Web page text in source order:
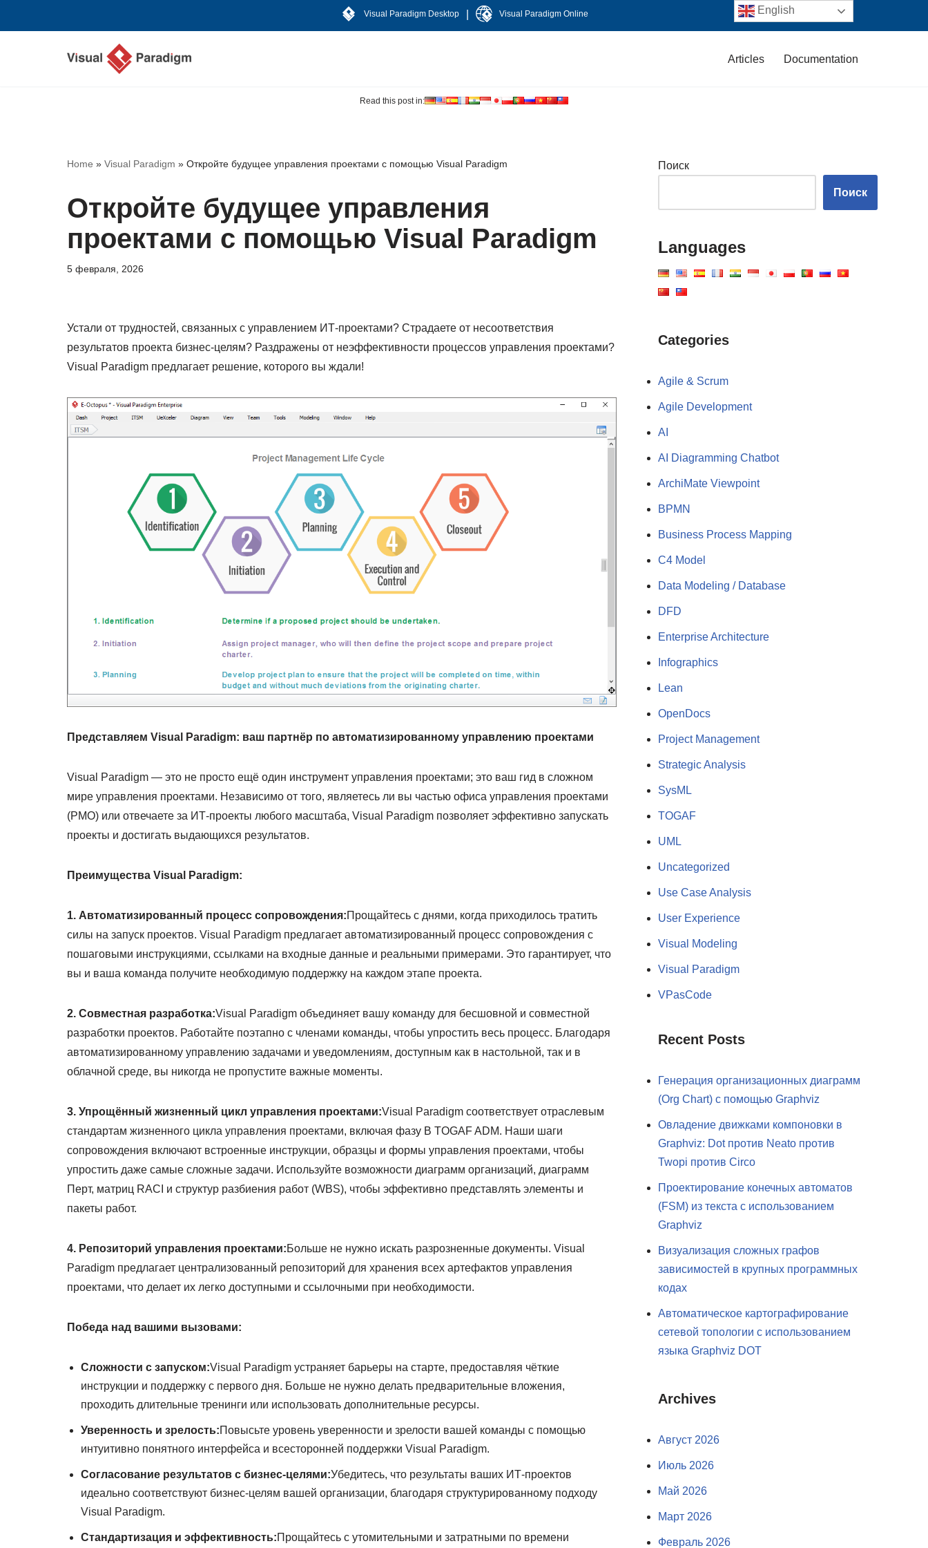
Visual Paradigm Desktop Visual Paradigm Online
Articles Documentation
Read this post in:
Home » Visual Paradigm » Откройте будущее управления проектами с помощью Visual Paradigm
Откройте будущее управления
проектами с помощью Visual Paradigm
5 февраля, 2026
Устали от трудностей, связанных с управлением ИТ-проектами? Страдаете от несоответствия
результатов проекта бизнес-целям? Раздражены от неэффективности процессов управления проектами?
Visual Paradigm предлагает решение, которого вы ждали!
Представляем Visual Paradigm: ваш партнёр по автоматизированному управлению проектами
Visual Paradigm — это не просто ещё один инструмент управления проектами; это ваш гид в сложном
мире управления проектами. Независимо от того, являетесь ли вы частью офиса управления проектами
(PMO) или отвечаете за ИТ-проекты любого масштаба, Visual Paradigm позволяет эффективно запускать
проекты и достигать выдающихся результатов.
Преимущества Visual Paradigm:
1. Автоматизированный процесс сопровождения:Прощайтесь с днями, когда приходилось тратить
силы на запуск проектов. Visual Paradigm предлагает автоматизированный процесс сопровождения с
пошаговыми инструкциями, ссылками на входные данные и реальными примерами. Это гарантирует, что
вы и ваша команда получите необходимую поддержку на каждом этапе проекта.
2. Совместная разработка:Visual Paradigm объединяет вашу команду для бесшовной и совместной
разработки проектов. Работайте поэтапно с членами команды, чтобы упростить весь процесс. Благодаря
автоматизированному управлению задачами и уведомлениям, доступным как в настольной, так и в
облачной среде, вы никогда не пропустите важные моменты.
3. Упрощённый жизненный цикл управления проектами:Visual Paradigm соответствует отраслевым
стандартам жизненного цикла управления проектами, включая фазу B TOGAF ADM. Наши шаги
сопровождения включают встроенные инструкции, образцы и формы управления проектами, чтобы
упростить даже самые сложные задачи. Используйте возможности диаграмм организаций, диаграмм
Перт, матриц RACI и структур разбиения работ (WBS), чтобы эффективно представлять элементы и
пакеты работ.
4. Репозиторий управления проектами:Больше не нужно искать разрозненные документы. Visual
Paradigm предлагает централизованный репозиторий для хранения всех артефактов управления
проектами, что делает их легко доступными и ссылочными при необходимости.
Победа над вашими вызовами:
Сложности с запуском:Visual Paradigm устраняет барьеры на старте, предоставляя чёткие
инструкции и поддержку с первого дня. Больше не нужно делать предварительные вложения,
проходить длительные тренинги или использовать дополнительные ресурсы.
Уверенность и зрелость:Повысьте уровень уверенности и зрелости вашей команды с помощью
интуитивно понятного интерфейса и всесторонней поддержки Visual Paradigm.
Согласование результатов с бизнес-целями:Убедитесь, что результаты ваших ИТ-проектов
идеально соответствуют бизнес-целям вашей организации, благодаря структурированному подходу
Visual Paradigm.
Стандартизация и эффективность:Прощайтесь с утомительными и затратными по времени
Поиск
Поиск
Languages
Categories
Agile & Scrum
Agile Development
AI
AI Diagramming Chatbot
ArchiMate Viewpoint
BPMN
Business Process Mapping
C4 Model
Data Modeling / Database
DFD
Enterprise Architecture
Infographics
Lean
OpenDocs
Project Management
Strategic Analysis
SysML
TOGAF
UML
Uncategorized
Use Case Analysis
User Experience
Visual Modeling
Visual Paradigm
VPasCode
Recent Posts
Генерация организационных диаграмм
(Org Chart) с помощью Graphviz
Овладение движками компоновки в
Graphviz: Dot против Neato против
Twopi против Circo
Проектирование конечных автоматов
(FSM) из текста с использованием
Graphviz
Визуализация сложных графов
зависимостей в крупных программных
кодах
Автоматическое картографирование
сетевой топологии с использованием
языка Graphviz DOT
Archives
Август 2026
Июль 2026
Май 2026
Март 2026
Февраль 2026
English